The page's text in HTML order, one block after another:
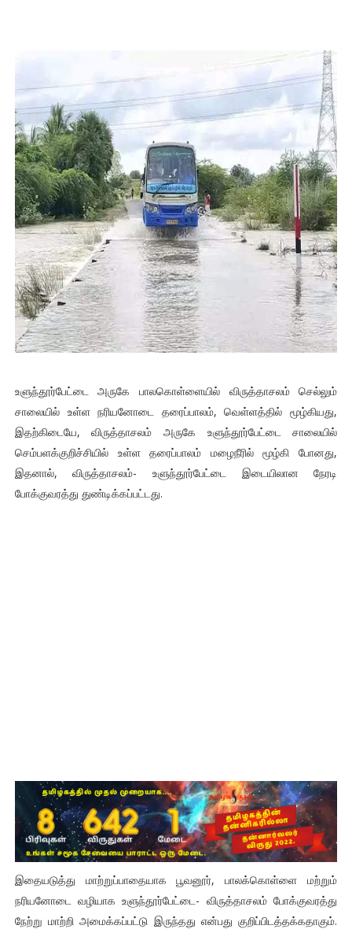
உளுந்தூர்பேட்டை அருகே பாலகொள்ளையில் விருத்தாசலம் செல்லும்
சாலையில் உள்ள நரியனோடை தரைப்பாலம், வெள்ளத்தில் மூழ்கியது,
இதற்கிடையே, விருத்தாசலம் அருகே உளுந்தூர்பேட்டை சாலையில்
செம்பளக்குறிச்சியில் உள்ள தரைப்பாலம் மழைநீரில் மூழ்கி போனது,
இதனால், விருத்தாசலம்- உளுந்தூர்பேட்டை இடையிலான நேரடி
போக்குவரத்து துண்டிக்கப்பட்டது.
இதையடுத்து மாற்றுப்பாதையாக பூவனூர், பாலக்கொள்ளை மற்றும்
நரியனோடை வழியாக உளுந்தூர்பேட்டை- விருத்தாசலம் போக்குவரத்து
நேற்று மாற்றி அமைக்கப்பட்டு இருந்தது என்பது குறிப்பிடத்தக்கதாகும்.